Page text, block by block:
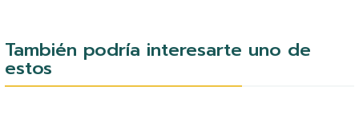
También podría interesarte uno de
estos